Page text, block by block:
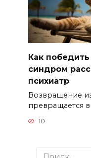
Как
синдром
психиатр
Возвращение
превращается в
10
Search